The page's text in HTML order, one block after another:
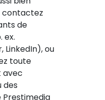
contactez
de
ex.
LinkedIn), ou
toute
avec
des